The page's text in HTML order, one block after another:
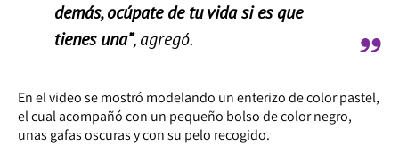
demás, ocúpate de tu vida si es que
tienes una”, agregó.
En el video se mostró modelando un enterizo de color pastel,
el cual acompañó con un pequeño bolso de color negro,
unas gafas oscuras y con su pelo recogido.